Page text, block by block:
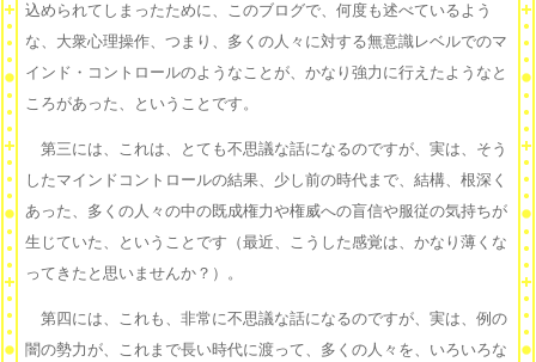
込められてしまったために、このブログで、何度も述べているよう
な、大衆心理操作、つまり、多くの人々に対する無意識レベルでのマ
インド・コントロールのようなことが、かなり強力に行えたようなと
ころがあった、ということです。
第三には、これは、とても不思議な話になるのですが、実は、そう
したマインドコントロールの結果、少し前の時代まで、結構、根深く
あった、多くの人々の中の既成権力や権威への盲信や服従の気持ちが
生じていた、ということです（最近、こうした感覚は、かなり薄くな
ってきたと思いませんか？）。
第四には、これも、非常に不思議な話になるのですが、実は、例の
闇の勢力が、これまで長い時代に渡って、多くの人々を、いろいろな